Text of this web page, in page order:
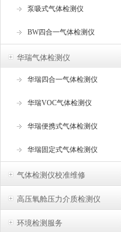
泵吸式气体检测仪
BW四合一气体检测仪
华瑞气体检测仪
华瑞四合一气体检测仪
华瑞VOC气体检测仪
华瑞便携式气体检测仪
华瑞固定式气体检测仪
气体检测仪校准维修
高压氧舱压力介质检测仪
环境检测服务